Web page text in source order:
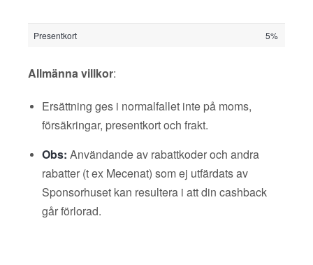
Presentkort 5%
Allmänna villkor:
Ersättning ges i normalfallet inte på moms,
försäkringar, presentkort och frakt.
Obs: Användande av rabattkoder och andra
rabatter (t ex Mecenat) som ej utfärdats av
Sponsorhuset kan resultera i att din cashback
går förlorad.